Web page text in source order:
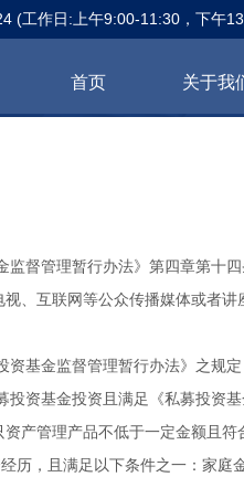
监督管理暂行办法》第四章第十
、互联网等公众传播媒体或者
资基金监督管理暂行办法》之规
投资基金投资且满足《私募投资
产管理产品不低于一定金额且
历，且满足以下条件之一：家
(工作日:上午9:00-11:30，下午
首页 关于我
王攀峰 张晔